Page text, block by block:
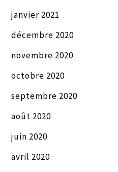
janvier 2021
décembre 2020
novembre 2020
octobre 2020
septembre 2020
août 2020
juin 2020
avril 2020